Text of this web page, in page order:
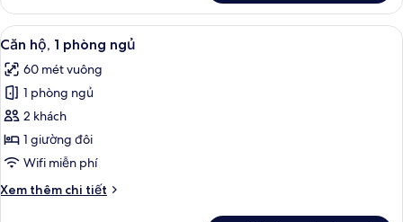
Phòng
Suite
Xem
tất
cả
ảnh
Căn
hộ,
1
ngủ
Căn hộ, 1 phòng ngủ | Minibar,
8
Căn hộ, 1 phòng ngủ
60 mét vuông
1 phòng ngủ
2 khách
1 giường đôi
Wifi miễn phí
Xem thêm chi tiết
Chi